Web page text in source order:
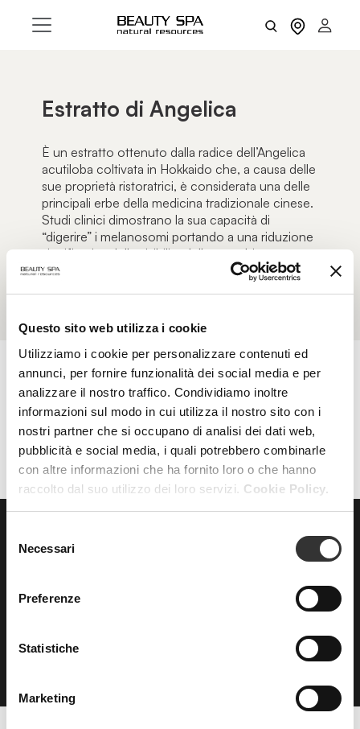
Questo sito web utilizza i cookie
Utilizziamo i cookie per personalizzare contenuti ed
annunci, per fornire funzionalità dei social media e per
analizzare il nostro traffico. Condividiamo inoltre
informazioni sul modo in cui utilizza il nostro sito con i
nostri partner che si occupano di analisi dei dati web,
pubblicità e social media, i quali potrebbero combinarle
con altre informazioni che ha fornito loro o che hanno
raccolto dal suo utilizzo dei loro servizi. Cookie Policy.
delNecessari
Preferenze
Statistiche
Marketing
Estratto di Angelica
È un estratto ottenuto dalla radice dell’Angelica
acutiloba coltivata in Hokkaido che, a causa delle
sue proprietà ristoratrici, è considerata una delle
principali erbe della medicina tradizionale cinese.
Studi clinici dimostrano la sua capacità di
“digerire” i melanosomi portando a una riduzione
significativa della visibilità delle macchie cutanee
dovute all’età.
FILTRI AZZERA FILTRI
ISCRIVITI